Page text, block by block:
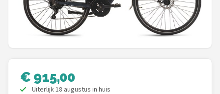
Shop
POPULAIRE MERKEN
ABUS
€ 915,00
Uiterlijk 18 augustus in huis